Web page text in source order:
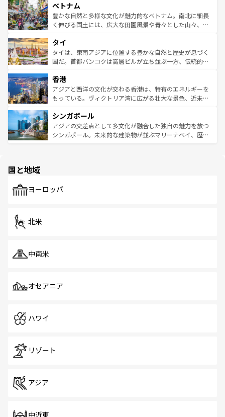
参照してほしい。
容にもいいと評判のスイーツなど、バラエティ豊かな料理
が味わえる。 なお、新着の台湾情報は コンテンツ一覧を参
照してほしい。
き、地方に足を延ばせば四季折々の自然美を楽しむことが
できる。そして、キムチや焼肉、絶品のストリートフード
まで、さまざまな韓国料理が待っている。夜には、韓国な
リティに包まれながら、韓国の多彩な魅力を心ゆくまで味
わってみてほしい。 なお、新着の韓国情報はコンテンツ一
覧を参照してほしい。
ベトナム
豊かな自然と多様な文化が魅力的なベトナム。南北に細長
く伸びる国土には、広大な田園風景や青々とした山々、世
急速な発展と共に伝統が息づく。ハノイの古い町並みやホ
ーチミン市のフランス統治時代の建物も、独特の雰囲気を
醸し出している。また、バラエティの豊かさとおいしさで
とつ。フォーやバインミー、ベトナムコーヒーなどは、ぜ
ひ現地で味わいたい。どの地域を訪れてもあたたかい人々
が旅行者を迎えてくれるので、きっと忘れられない旅にな
参照してほしい。
タイ
タイは、東南アジアに位置する豊かな自然と歴史が息づく
国だ。首都バンコクは高層ビルが立ち並ぶ一方、伝統的な
の活気が交差している。北部ではチェンマイなどの山岳地
帯で自然と触れ合い、南部ではプーケットやクラビの美し
いビーチでリゾート気分を楽しむことができる。タイ料理
激する。気候は一年中温暖で、どの季節にも異なる楽しみ
が待っている。親しみやすいタイの人々、仏教を中心とし
た文化、そして多様な観光資源が、訪れる旅人を魅了し続
香港
アジアと西洋の文化が交わる香港は、特有のエネルギーを
もっている。ヴィクトリア湾に広がる壮大な景色、近未来
み、どこを訪れても感動するはず。観光スポットが密集し
ており、効率よく見どころを回れるのも魅力。息をのむよ
うな絶景から文化的な体験まで、香港を存分に楽しみ尽く
シンガポール
アジアの交差点として多文化が融合した独自の魅力を放つ
シンガポール。未来的な建築物が並ぶマリーナベイ、歴史
で、ホーカーズは地元の風情を楽しめる外せないスポット
国と地域
ヨーロッパ
北米
中南米
オセアニア
ハワイ
リゾート
アジア
中近東